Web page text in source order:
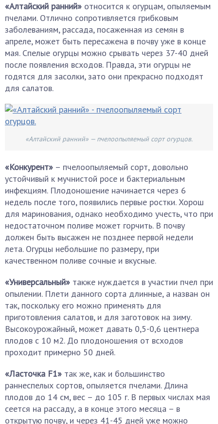
«Алтайский ранний» относится к огурцам, опыляемым
пчелами. Отлично сопротивляется грибковым
заболеваниям, рассада, посаженная из семян в
апреле, может быть пересажена в почву уже в конце
мая. Спелые огурцы можно срывать через 37-40 дней
после появления всходов. Правда, эти огурцы не
годятся для засолки, зато они прекрасно подходят
для салатов.
«Алтайский ранний» — пчелоопыляемый сорт огурцов.
«Конкурент» – пчелоопыляемый сорт, довольно
устойчивый к мучнистой росе и бактериальным
инфекциям. Плодоношение начинается через 6
недель после того, появились первые ростки. Хорош
для маринования, однако необходимо учесть, что при
недостаточном поливе может горчить. В почву
должен быть высажен не позднее первой недели
лета. Огурцы небольшие по размеру, при
качественном поливе сочные и вкусные.
«Универсальный» также нуждается в участии пчел при
опылении. Плети данного сорта длинные, а назван он
так, поскольку его можно применять для
приготовления салатов, и для заготовок на зиму.
Высокоурожайный, может давать 0,5-0,6 центнера
плодов с 10 м2. До плодоношения от всходов
проходит примерно 50 дней.
«Ласточка F1» так же, как и большинство
раннеспелых сортов, опыляется пчелами. Длина
плодов до 14 см, вес – до 105 г. В первых числах мая
сеется на рассаду, а в конце этого месяца – в
открытую почву, и через 41-45 дней уже можно